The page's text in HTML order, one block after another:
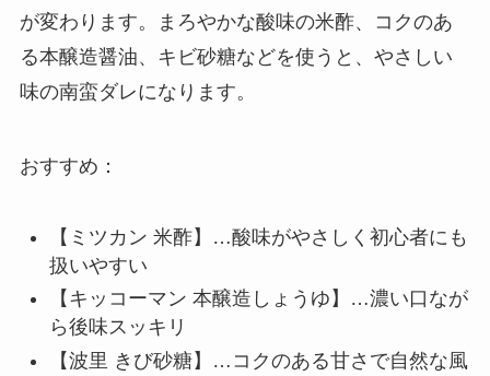
が変わります。まろやかな酸味の米酢、コクのあ
る本醸造醤油、キビ砂糖などを使うと、やさしい
味の南蛮ダレになります。
おすすめ：
【ミツカン 米酢】…酸味がやさしく初心者にも
扱いやすい
【キッコーマン 本醸造しょうゆ】…濃い口なが
ら後味スッキリ
【波里 きび砂糖】…コクのある甘さで自然な風